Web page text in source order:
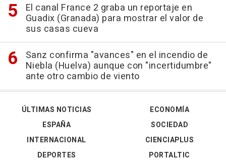
El canal France 2 graba un reportaje en
Guadix (Granada) para mostrar el valor de
sus casas cueva
Sanz confirma "avances" en el incendio de
Niebla (Huelva) aunque con "incertidumbre"
ante otro cambio de viento
ÚLTIMAS NOTICIAS
ESPAÑA
INTERNACIONAL
DEPORTES
ECONOMÍA
SOCIEDAD
CIENCIAPLUS
PORTALTIC